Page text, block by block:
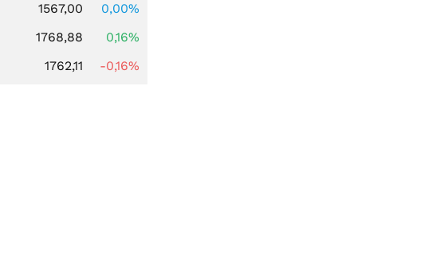
1567,00
0,00%
1768,88
0,16%
1762,11 -0,16%